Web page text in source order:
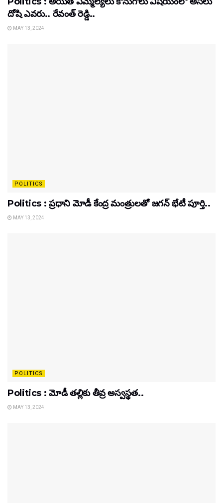
దోషి ఎవరు.. రేవంత్ రెడ్డి..
MAY 13, 2024
POLITICS
Politics : ప్రధాని మోడీ కేంద్ర మంత్రులతో జగన్ భేటీ పూర్తి..
MAY 13, 2024
POLITICS
Politics : మోడీ తల్లికు తీవ్ర అస్వస్థత..
MAY 13, 2024